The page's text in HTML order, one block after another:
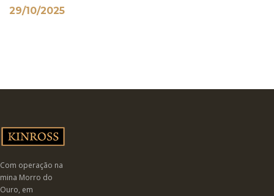
29/10/2025
Com operação na
mina Morro do
Ouro, em